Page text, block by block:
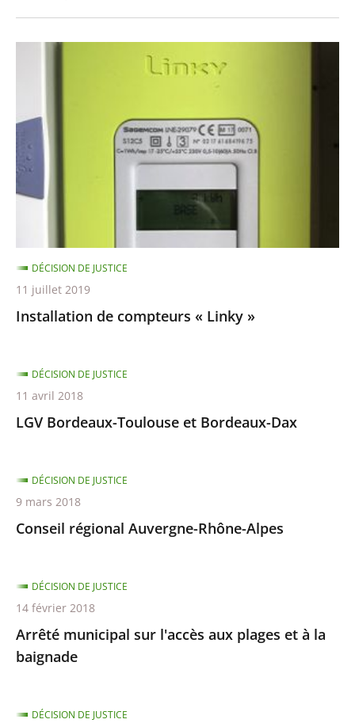
«
Linky
»
Installation de compteurs « Linky »
DÉCISION DE JUSTICE
11 juillet 2019
LGV Bordeaux-Toulouse et Bordeaux-Dax
DÉCISION DE JUSTICE
11 avril 2018
Conseil régional Auvergne-Rhône-Alpes
DÉCISION DE JUSTICE
9 mars 2018
Arrêté municipal sur l'accès aux plages et à la
baignade
DÉCISION DE JUSTICE
14 février 2018
DÉCISION DE JUSTICE